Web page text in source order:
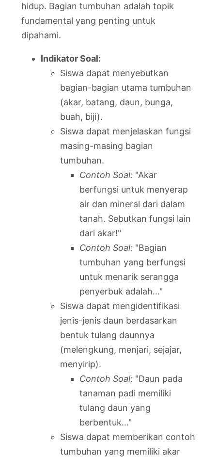
hidup. Bagian tumbuhan adalah topik
fundamental yang penting untuk
dipahami.
Indikator Soal:
Siswa dapat menyebutkan
bagian-bagian utama tumbuhan
(akar, batang, daun, bunga,
buah, biji).
Siswa dapat menjelaskan fungsi
masing-masing bagian
tumbuhan.
Contoh Soal: "Akar
berfungsi untuk menyerap
air dan mineral dari dalam
tanah. Sebutkan fungsi lain
dari akar!"
Contoh Soal: "Bagian
tumbuhan yang berfungsi
untuk menarik serangga
penyerbuk adalah…"
Siswa dapat mengidentifikasi
jenis-jenis daun berdasarkan
bentuk tulang daunnya
(melengkung, menjari, sejajar,
menyirip).
Contoh Soal: "Daun pada
tanaman padi memiliki
tulang daun yang
berbentuk…"
Siswa dapat memberikan contoh
tumbuhan yang memiliki akar